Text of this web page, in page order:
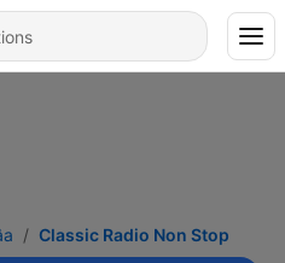
Classic Radio Non Stop